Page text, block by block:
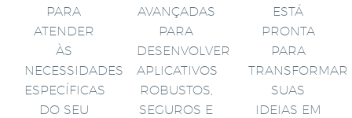
PARA
ATENDER
ÀS
NECESSIDADES
ESPECÍFICAS
DO SEU
AVANÇADAS
PARA
DESENVOLVER
APLICATIVOS
ROBUSTOS,
SEGUROS E
ESTÁ
PRONTA
PARA
TRANSFORMAR
SUAS
IDEIAS EM